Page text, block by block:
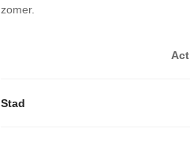
zomer.
Stad